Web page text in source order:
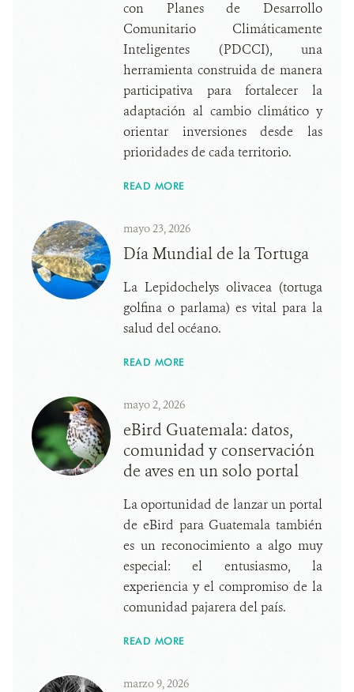
con Planes de Desarrollo
Comunitario Climáticamente
Inteligentes (PDCCI), una
herramienta construida de manera
participativa para fortalecer la
adaptación al cambio climático y
orientar inversiones desde las
prioridades de cada territorio.
READ MORE
mayo 23, 2026
Día Mundial de la Tortuga
La Lepidochelys olivacea (tortuga
golfina o parlama) es vital para la
salud del océano.
READ MORE
mayo 2, 2026
eBird Guatemala: datos,
comunidad y conservación
de aves en un solo portal
La oportunidad de lanzar un portal
de eBird para Guatemala también
es un reconocimiento a algo muy
especial: el entusiasmo, la
experiencia y el compromiso de la
comunidad pajarera del país.
READ MORE
marzo 9, 2026